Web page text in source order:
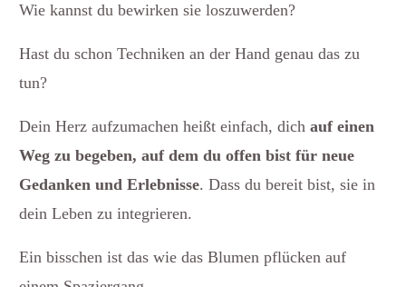
Wie kannst du bewirken sie loszuwerden?
Hast du schon Techniken an der Hand genau das zu
tun?
Dein Herz aufzumachen heißt einfach, dich auf einen
Weg zu begeben, auf dem du offen bist für neue
Gedanken und Erlebnisse. Dass du bereit bist, sie in
dein Leben zu integrieren.
Ein bisschen ist das wie das Blumen pflücken auf